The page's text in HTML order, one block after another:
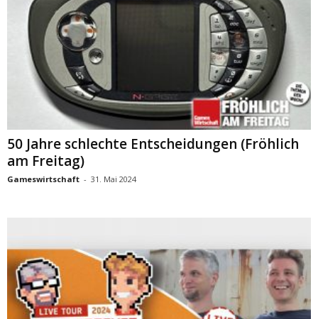
50 Jahre schlechte Entscheidungen (Fröhlich
am Freitag)
Gameswirtschaft - 31. Mai 2024